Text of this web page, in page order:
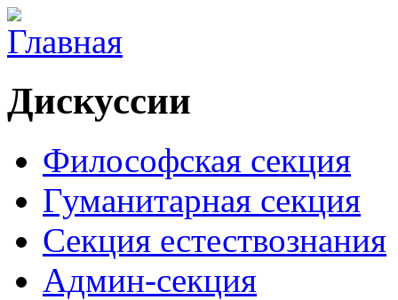
Дискуссии
Философская секция
Гуманитарная секция
Секция естествознания
Админ-секция